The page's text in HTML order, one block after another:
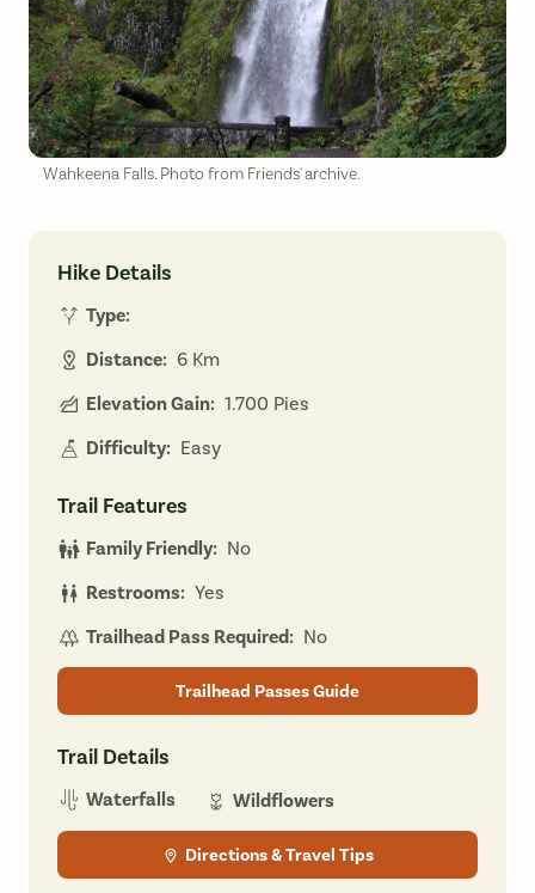
Wahkeena Falls. Photo from Friends' archive.
Hike Details
Type:
Distance: 6 Km
Elevation Gain: 1.700 Pies
Difficulty: Easy
Trail Features
Family Friendly: No
Restrooms: Yes
Trailhead Pass Required: No
Trailhead Passes Guide
Trail Details
Waterfalls Wildflowers
Directions & Travel Tips